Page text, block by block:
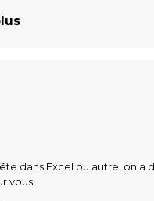
dans Excel ou autre, on a
vous.